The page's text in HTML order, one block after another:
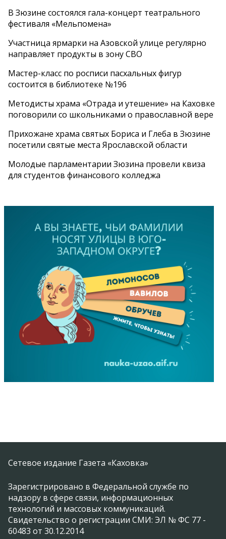
В Зюзине состоялся гала-концерт театрального
фестиваля «Мельпомена»
Участница ярмарки на Азовской улице регулярно
направляет продукты в зону СВО
Мастер-класс по росписи пасхальных фигур
состоится в библиотеке №196
Методисты храма «Отрада и утешение» на Каховке
поговорили со школьниками о православной вере
Прихожане храма святых Бориса и Глеба в Зюзине
посетили святые места Ярославской области
Молодые парламентарии Зюзина провели квиза
для студентов финансового колледжа
Сетевое издание Газета «Каховка»
Зарегистрировано в Федеральной службе по
надзору в сфере связи, информационных
технологий и массовых коммуникаций.
Свидетельство о регистрации СМИ: ЭЛ № ФС 77 -
60483 от 30.12.2014